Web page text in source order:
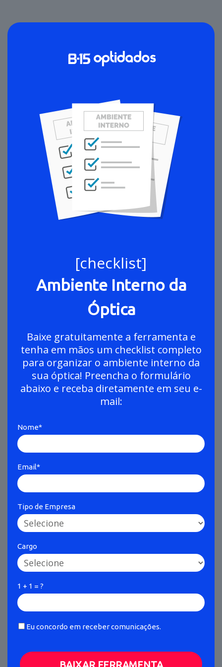
[checklist]
Ambiente Interno da
Óptica
Baixe gratuitamente a ferramenta e
tenha em mãos um checklist completo
para organizar o ambiente interno da
sua óptica! Preencha o formulário
abaixo e receba diretamente em seu e-
mail:
Nome*
Email*
Tipo de Empresa
Cargo
1 + 1 = ?
Eu concordo em receber comunicações.